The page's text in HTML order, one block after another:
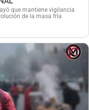
que mantiene vigilancia
de la masa fría